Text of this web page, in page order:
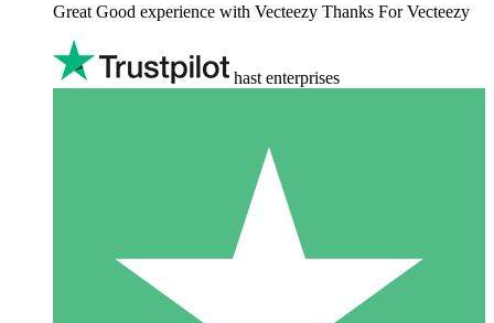
Great Good experience with Vecteezy Thanks For Vecteezy
hast enterprises